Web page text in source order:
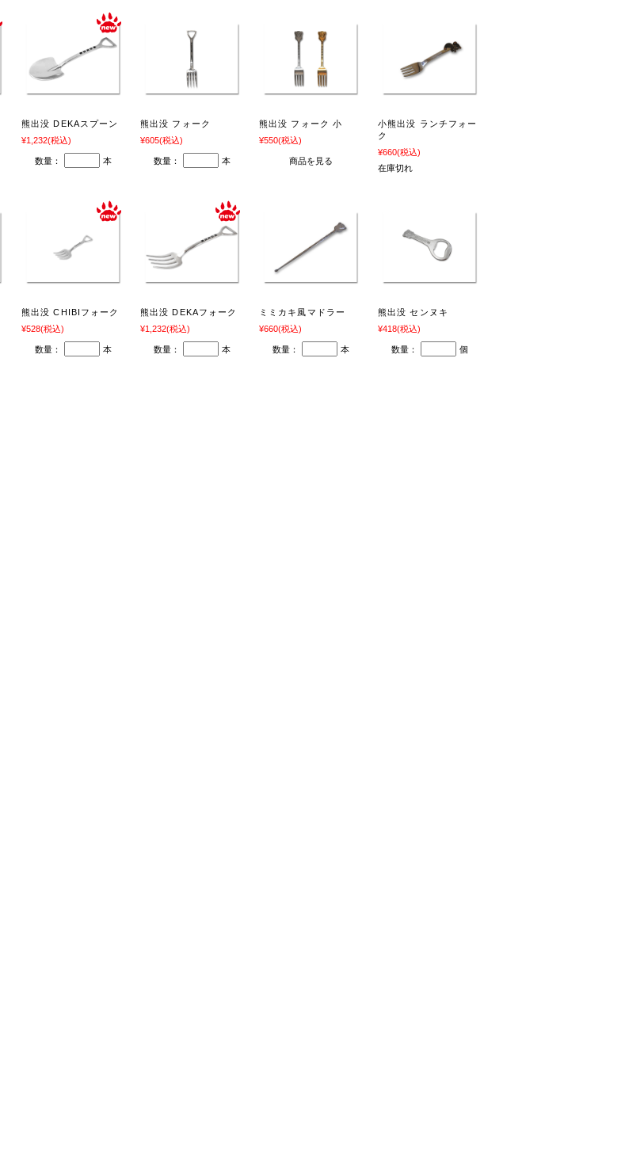
熊出没 DEKAスプーン
¥1,232(税込)
数量： 本
熊出没 フォーク
¥605(税込)
数量： 本
熊出没 フォーク 小
¥550(税込)
商品を見る
小熊出没 ランチフォー
ク
¥660(税込)
在庫切れ
熊出没 CHIBIフォーク
¥528(税込)
数量： 本
熊出没 DEKAフォーク
¥1,232(税込)
数量： 本
ミミカキ風マドラー
¥660(税込)
数量： 本
熊出没 センヌキ
¥418(税込)
数量： 個